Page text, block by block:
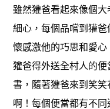
雖然獾爸看起來像個
細心，每個品嚐到獾
懷感激他的巧思和愛心
獾爸得外送全村人的
書，隨著獾爸來到笑
啊！每個便當都有不